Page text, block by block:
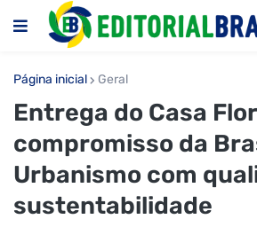
Página inicial Geral
Entrega do Casa
compromisso da
Urbanismo com
sustentabilidade